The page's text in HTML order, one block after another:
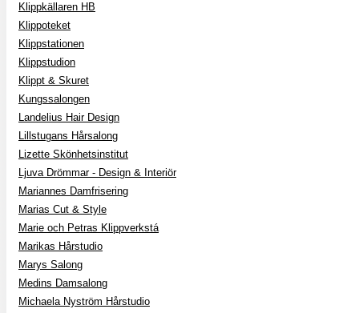
Klippkällaren HB
Klippoteket
Klippstationen
Klippstudion
Klippt & Skuret
Kungssalongen
Landelius Hair Design
Lillstugans Hårsalong
Lizette Skönhetsinstitut
Ljuva Drömmar - Design & Interiör
Mariannes Damfrisering
Marias Cut & Style
Marie och Petras Klippverkstá
Marikas Hårstudio
Marys Salong
Medins Damsalong
Michaela Nyström Hårstudio